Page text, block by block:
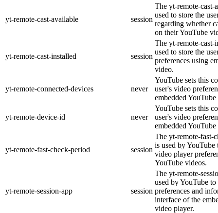
yt-remote-cast-available session
The yt-remote-cast-
used to store the
regarding whether
on their YouTube
yt-remote-cast-installed session
The yt-remote-cast-
used to store the
preferences using
video.
yt-remote-connected-devices never
YouTube sets this
user's video
embedded
yt-remote-device-id never
YouTube sets this
user's video
embedded
yt-remote-fast-check-period session
The yt-remote-fast-
is used by YouTube
video player
YouTube videos.
yt-remote-session-app session
The yt-remote-
used by YouTube to
preferences and
interface of the
video player.